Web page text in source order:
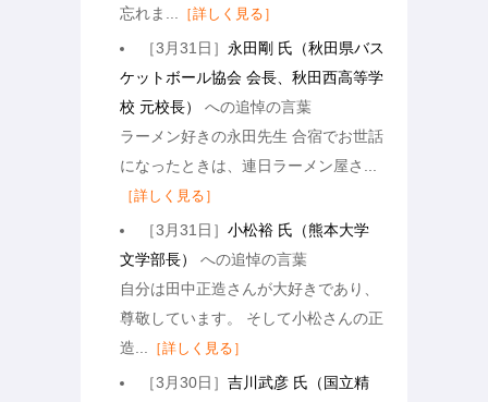
忘れま...
［詳しく見る］
［3月31日］ 永田剛 氏（秋田県バス
ケットボール協会 会長、秋田西高等学
校 元校長）
への追悼の言葉
ラーメン好きの永田先生 合宿でお世話
になったときは、連日ラーメン屋さ...
［詳しく見る］
［3月31日］小松裕 氏（熊本大学
文学部長）
への追悼の言葉
自分は田中正造さんが大好きであり、
尊敬しています。 そして小松さんの正
造...
［詳しく見る］
［3月30日］吉川武彦 氏（国立精